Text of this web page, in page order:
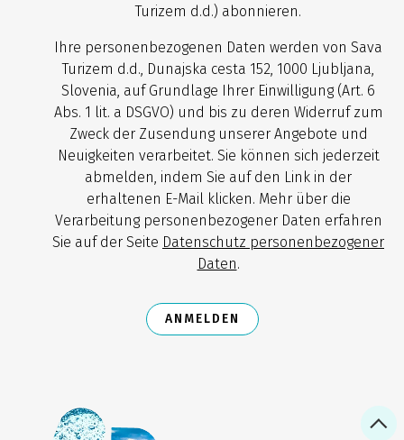
Turizem d.d.) abonnieren.
Ihre personenbezogenen Daten werden von Sava
Turizem d.d., Dunajska cesta 152, 1000 Ljubljana,
Slovenia, auf Grundlage Ihrer Einwilligung (Art. 6
Abs. 1 lit. a DSGVO) und bis zu deren Widerruf zum
Zweck der Zusendung unserer Angebote und
Neuigkeiten verarbeitet. Sie können sich jederzeit
abmelden, indem Sie auf den Link in der
erhaltenen E-Mail klicken. Mehr über die
Verarbeitung personenbezogener Daten erfahren
Sie auf der Seite Datenschutz personenbezogener
Daten.
ANMELDEN